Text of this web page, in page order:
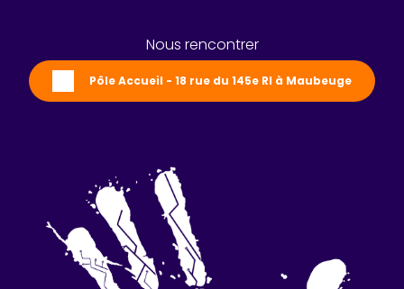
Nous rencontrer
Pôle Accueil - 18 rue du 145e RI à Maubeuge